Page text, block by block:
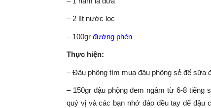
– 2 lít nước lọc
– 100gr đường phèn
Thực hiện:
– Đậu phộng tìm mua đậu phộng sẻ để
– 150gr đậu phộng đem ngâm từ 6-8 tiếng
quý vị và các bạn nhớ đảo đều tay để đậu